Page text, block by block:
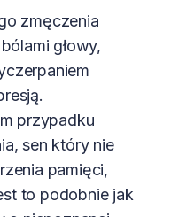
zmęczenia
głowy,
przypadku
sen który nie
pamięci,
to podobnie jak